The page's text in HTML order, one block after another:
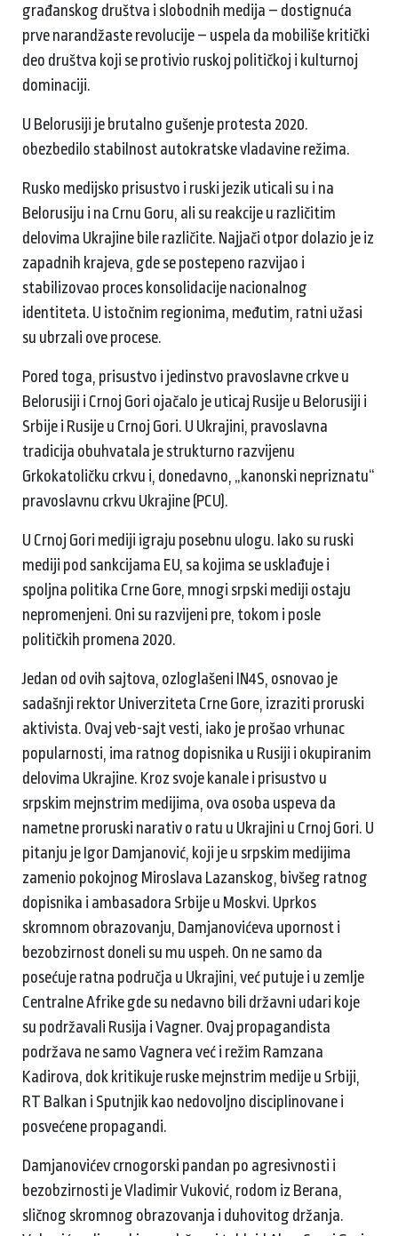
građanskog društva i slobodnih medija – dostignuća
prve narandžaste revolucije – uspela da mobiliše kritički
deo društva koji se protivio ruskoj političkoj i kulturnoj
dominaciji.
U Belorusiji je brutalno gušenje protesta 2020.
obezbedilo stabilnost autokratske vladavine režima.
Rusko medijsko prisustvo i ruski jezik uticali su i na
Belorusiju i na Crnu Goru, ali su reakcije u različitim
delovima Ukrajine bile različite. Najjači otpor dolazio je iz
zapadnih krajeva, gde se postepeno razvijao i
stabilizovao proces konsolidacije nacionalnog
identiteta. U istočnim regionima, međutim, ratni užasi
su ubrzali ove procese.
Pored toga, prisustvo i jedinstvo pravoslavne crkve u
Belorusiji i Crnoj Gori ojačalo je uticaj Rusije u Belorusiji i
Srbije i Rusije u Crnoj Gori. U Ukrajini, pravoslavna
tradicija obuhvatala je strukturno razvijenu
Grkokatoličku crkvu i, donedavno, „kanonski nepriznatu“
pravoslavnu crkvu Ukrajine (PCU).
U Crnoj Gori mediji igraju posebnu ulogu. Iako su ruski
mediji pod sankcijama EU, sa kojima se usklađuje i
spoljna politika Crne Gore, mnogi srpski mediji ostaju
nepromenjeni. Oni su razvijeni pre, tokom i posle
političkih promena 2020.
Jedan od ovih sajtova, ozloglašeni IN4S, osnovao je
sadašnji rektor Univerziteta Crne Gore, izraziti proruski
aktivista. Ovaj veb-sajt vesti, iako je prošao vrhunac
popularnosti, ima ratnog dopisnika u Rusiji i okupiranim
delovima Ukrajine. Kroz svoje kanale i prisustvo u
srpskim mejnstrim medijima, ova osoba uspeva da
nametne proruski narativ o ratu u Ukrajini u Crnoj Gori. U
pitanju je Igor Damjanović, koji je u srpskim medijima
zamenio pokojnog Miroslava Lazanskog, bivšeg ratnog
dopisnika i ambasadora Srbije u Moskvi. Uprkos
skromnom obrazovanju, Damjanovićeva upornost i
bezobzirnost doneli su mu uspeh. On ne samo da
posećuje ratna područja u Ukrajini, već putuje i u zemlje
Centralne Afrike gde su nedavno bili državni udari koje
su podržavali Rusija i Vagner. Ovaj propagandista
podržava ne samo Vagnera već i režim Ramzana
Kadirova, dok kritikuje ruske mejnstrim medije u Srbiji,
RT Balkan i Sputnjik kao nedovoljno disciplinovane i
posvećene propagandi.
Damjanovićev crnogorski pandan po agresivnosti i
bezobzirnosti je Vladimir Vuković, rodom iz Berana,
sličnog skromnog obrazovanja i duhovitog držanja.